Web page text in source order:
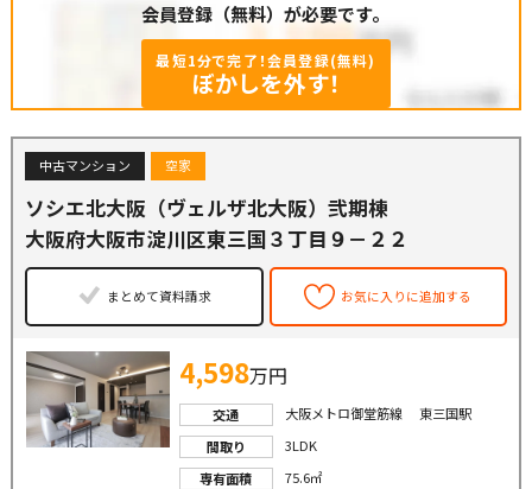
会員登録（無料）が必要です。
最短1分で完了！会員登録(無料)
ぼかしを外す！
中古マンション 空家
ソシエ北大阪（ヴェルザ北大阪）弐期棟
大阪府大阪市淀川区東三国３丁目９－２２
まとめて資料請求 お気に入りに追加する
4,598万円
交通
大阪メトロ御堂筋線 東三国駅
間取り
3LDK
専有面積
75.6㎡